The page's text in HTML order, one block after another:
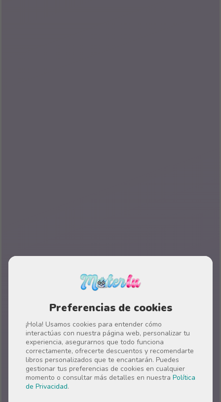
Preferencias de cookies
¡Hola! Usamos cookies para entender cómo
interactúas con nuestra página web, personalizar tu
experiencia, asegurarnos que todo funciona
correctamente, ofrecerte descuentos y recomendarte
libros personalizados que te encantarán. Puedes
gestionar tus preferencias de cookies en cualquier
momento o consultar más detalles en nuestra Política
de Privacidad.